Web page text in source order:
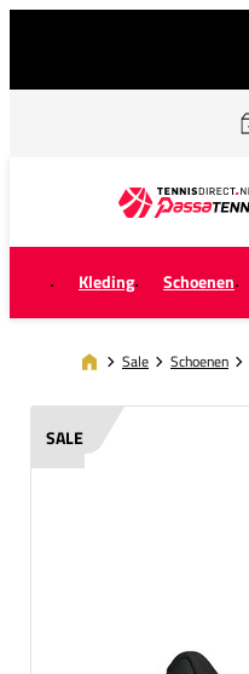
Kleding Schoenen
Sale Schoenen
SALE